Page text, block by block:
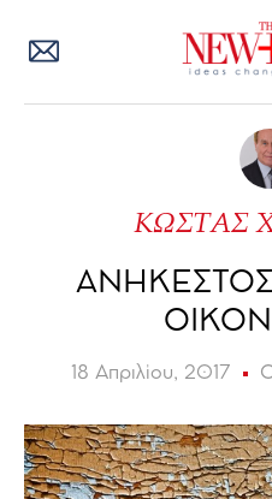
ΚΩΣΤΑΣ
18 Απριλίου, 2017